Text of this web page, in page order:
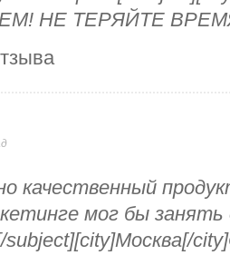
НЕ ТЕРЯЙТЕ
качественный
мог бы
subject][city]Москва[/